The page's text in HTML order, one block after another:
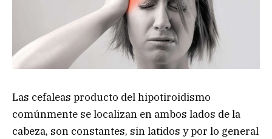
Las cefaleas producto del hipotiroidismo
comúnmente se localizan en ambos lados de la
cabeza, son constantes, sin latidos y por lo general